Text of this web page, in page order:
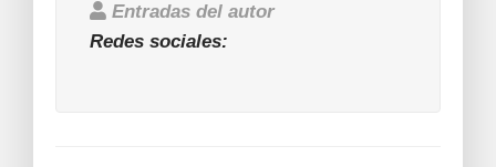
Entradas del autor
Redes sociales: